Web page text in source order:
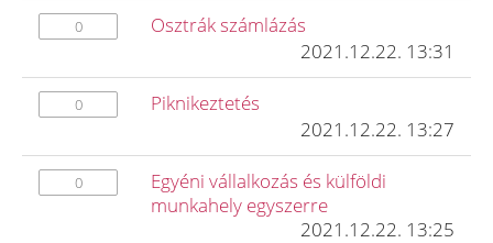
0
Osztrák számlázás
2021.12.22. 13:31
0
Piknikeztetés
2021.12.22. 13:27
0
Egyéni vállalkozás és külföldi
munkahely egyszerre
2021.12.22. 13:25